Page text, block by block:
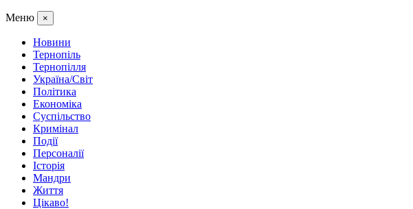
Меню ×
Новини
Тернопіль
Тернопілля
Україна/Світ
Політика
Економіка
Суспільство
Кримінал
Події
Персоналії
Історія
Мандри
Життя
Цікаво!